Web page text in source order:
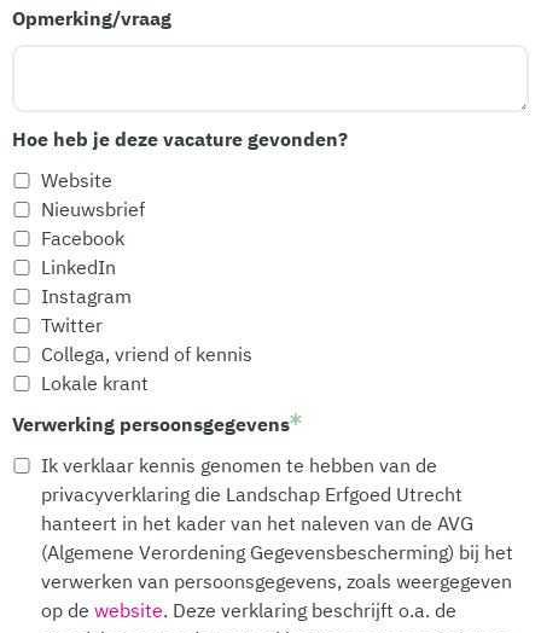
Opmerking/vraag
Hoe heb je deze vacature gevonden?
Website
Nieuwsbrief
Facebook
LinkedIn
Instagram
Twitter
Collega, vriend of kennis
Lokale krant
Verwerking persoonsgegevens
Ik verklaar kennis genomen te hebben van de
privacyverklaring die Landschap Erfgoed Utrecht
hanteert in het kader van het naleven van de AVG
(Algemene Verordening Gegevensbescherming) bij het
verwerken van persoonsgegevens, zoals weergegeven
op de website. Deze verklaring beschrijft o.a. de